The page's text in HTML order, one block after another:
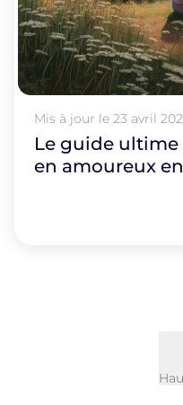
Mis à jour le23 avril
Le guide
en amoureux